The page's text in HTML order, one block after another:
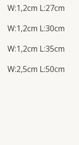
W:1,2cm L:27cm
W:1,2cm L:30cm
W:1,2cm L:35cm
W:2,5cm L:50cm